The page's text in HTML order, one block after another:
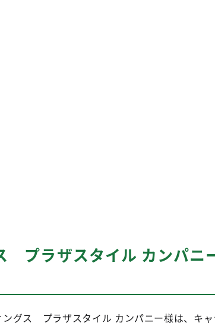
プラザスタイル カンパニ
グス プラザスタイル カンパニー様は、キャ